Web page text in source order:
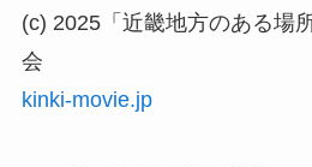
(c) 2025「近畿地方のある場
会
kinki‐movie.jp